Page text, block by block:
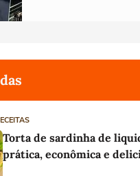
Torta de sardinha de
prática, econômica e